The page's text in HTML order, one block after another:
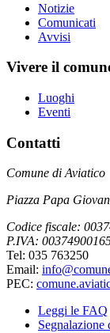
Notizie
Comunicati
Avvisi
Vivere il
Luoghi
Eventi
Contatti
Comune di Aviatico
Piazza Papa
Codice fiscale:
P.IVA:
Tel: 035 763250
Email:
PEC:
Leggi le FAQ
Segnalazione